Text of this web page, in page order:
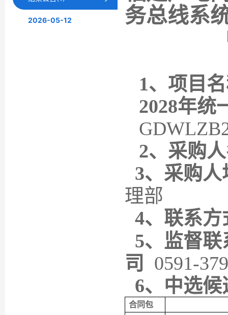
2026-05-12
务总线系
1、项目
2028年统
2、采购
3、采购人
理部
4、联系方
5、监督
司
0591-
6、中选
合同包